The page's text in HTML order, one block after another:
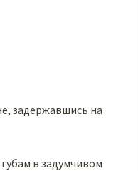
задержавшись на
в задумчивом